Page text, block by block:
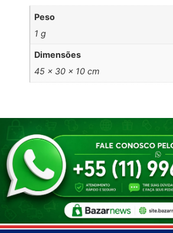
Peso
1 g
Dimensões
45 × 30 × 10 cm